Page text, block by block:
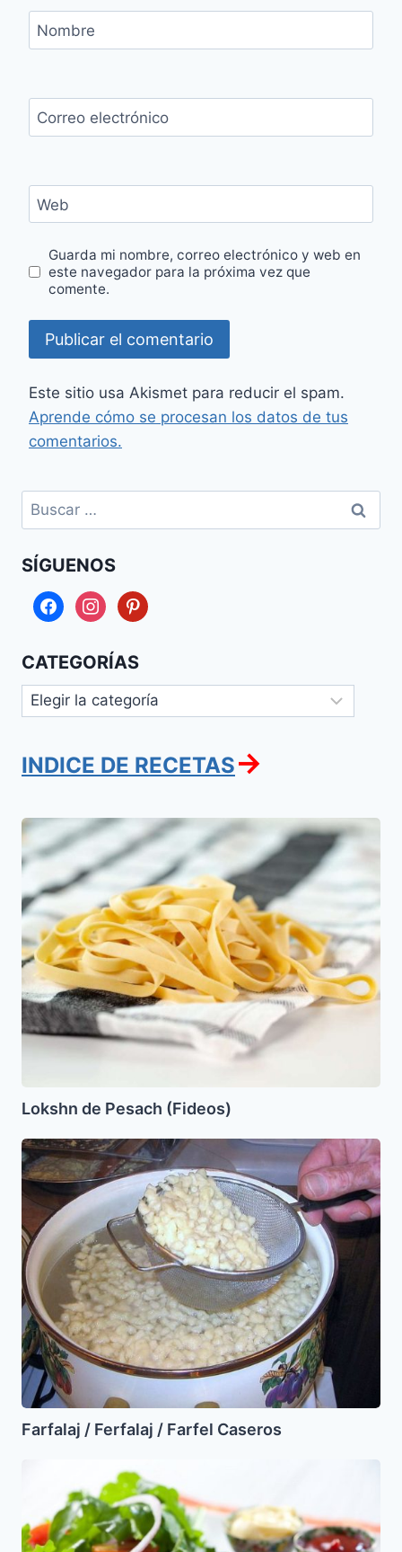
Nombre
Correo electrónico
Web
Guarda mi nombre, correo electrónico y web en
este navegador para la próxima vez que
comente.
Este sitio usa Akismet para reducir el spam.
Aprende cómo se procesan los datos de tus
comentarios.
Buscar:
SÍGUENOS
facebookinstagrampinterest
CATEGORÍAS
Categorías
INDICE DE RECETAS→
Lokshn
de
Pesach
(Fideos)
Lokshn de Pesach (Fideos)
Farfalaj
/
Ferfalaj
Farfel
Caseros
Farfalaj / Ferfalaj / Farfel Caseros
Pollo
y